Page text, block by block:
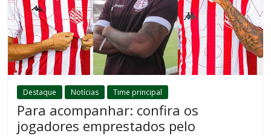
Destaque Notícias Time principal
Para acompanhar: confira os
jogadores emprestados pelo